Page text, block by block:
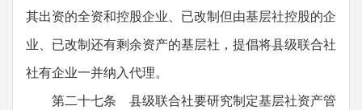
其出资的全资和控股企业、已改制但由基层社控股的企
业、已改制还有剩余资产的基层社，提倡将县级联合社
社有企业一并纳入代理。
第二十七条 县级联合社要研究制定基层社资产管